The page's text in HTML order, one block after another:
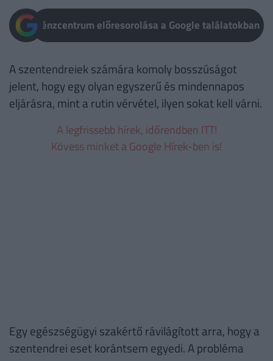
Pénzcentrum előresorolása a Google találatokban
A szentendreiek számára komoly bosszúságot
jelent, hogy egy olyan egyszerű és mindennapos
eljárásra, mint a rutin vérvétel, ilyen sokat kell várni.
A legfrissebb hírek, időrendben ITT!
Kövess minket a Google Hírek-ben is!
Egy egészségügyi szakértő rávilágított arra, hogy a
szentendrei eset korántsem egyedi. A probléma